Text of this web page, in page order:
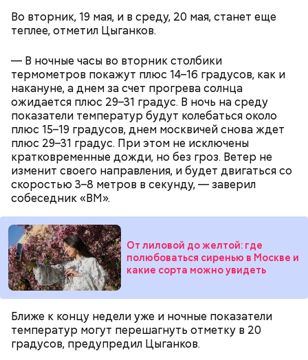
Во вторник, 19 мая, и в среду, 20 мая, станет еще
теплее, отметил Цыганков.
— В ночные часы во вторник столбики
термометров покажут плюс 14–16 градусов, как и
накануне, а днем за счет прогрева солнца
ожидается плюс 29–31 градус. В ночь на среду
показатели температур будут колебаться около
плюс 15–19 градусов, днем москвичей снова ждет
плюс 29–31 градус. При этом не исключены
кратковременные дожди, но без гроз. Ветер не
изменит своего направления, и будет двигаться со
скоростью 3–8 метров в секунду, — заверил
собеседник «ВМ».
От лиловой до желтой: где
полюбоваться сиренью в Москве и
какие сорта можно увидеть
Ближе к концу недели уже и ночные показатели
температур могут перешагнуть отметку в 20
градусов, предупредил Цыганков.
Ингредиенты: